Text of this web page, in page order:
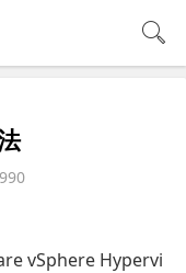
990
vSphere Hypervi